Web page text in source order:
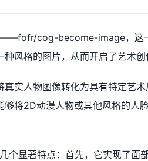
cog-become-image，这
风格的图片，从而开启了艺术创
真实人物图像转化为具有特定
将2D动漫人物或其他风格的人
显著特点：首先，它实现了面